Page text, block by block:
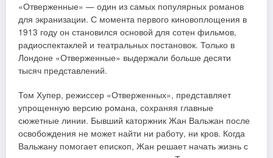
«Отверженные» — один из самых популярных романов
для экранизации. С момента первого киновоплощения в
1913 году он становился основой для сотен фильмов,
радиоспектаклей и театральных постановок. Только в
Лондоне «Отверженные» выдержали больше десяти
тысяч представлений.
Том Хупер, режиссер «Отверженных», представляет
упрощенную версию романа, сохраняя главные
сюжетные линии. Бывший каторжник Жан Вальжан после
освобождения не может найти ни работу, ни кров. Когда
Вальжану помогает епископ, Жан решает начать жизнь с